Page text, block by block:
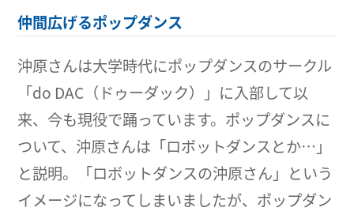
仲間広げるポップダンス
沖原さんは大学時代にポップダンスのサークル
「do DAC（ドゥーダック）」に入部して以
来、今も現役で踊っています。ポップダンスに
ついて、沖原さんは「ロボットダンスとか…」
と説明。「ロボットダンスの沖原さん」という
イメージになってしまいましたが、ポップダン